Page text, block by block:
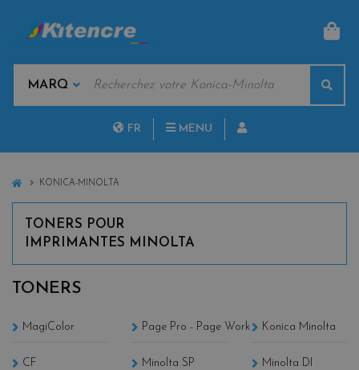
MARQUES
CLÉS
FR MENU
HOMEKONICA-MINOLTA
TONERS POUR
IMPRIMANTES MINOLTA
TONERS
MagiColor
CF
Page Pro - Page Work
Minolta SP
Konica Minolta
Minolta DI